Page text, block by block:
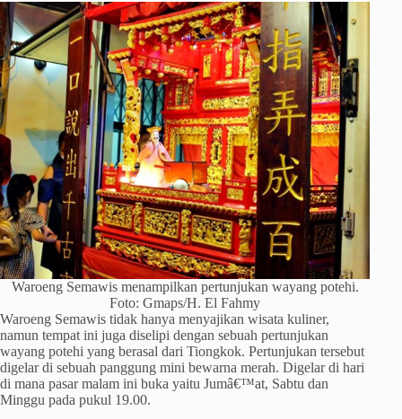
Waroeng Semawis menampilkan pertunjukan wayang potehi.
Foto: Gmaps/H. El Fahmy
Waroeng Semawis tidak hanya menyajikan wisata kuliner,
namun tempat ini juga diselipi dengan sebuah pertunjukan
wayang potehi yang berasal dari Tiongkok. Pertunjukan tersebut
digelar di sebuah panggung mini bewarna merah. Digelar di hari
di mana pasar malam ini buka yaitu Jumâ€™at, Sabtu dan
Minggu pada pukul 19.00.